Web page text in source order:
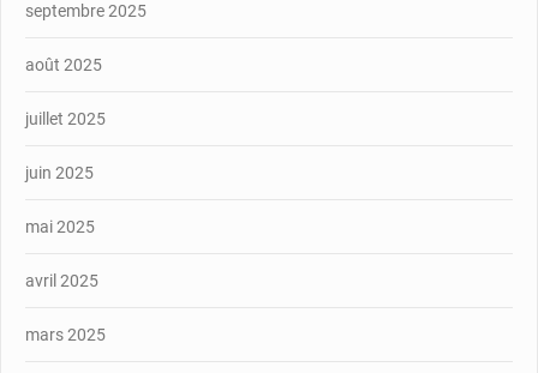
septembre 2025
août 2025
juillet 2025
juin 2025
mai 2025
avril 2025
mars 2025